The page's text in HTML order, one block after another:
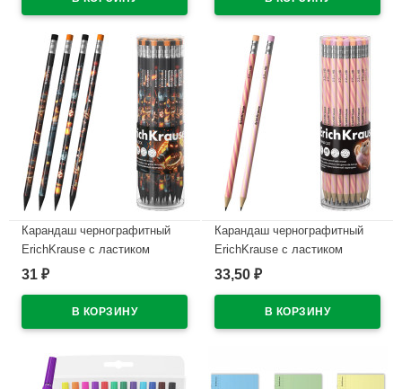
Карандаш чернографитный
ErichKrause с ластиком
Кубомир (Mine Block) HB
пластик арт.65314 (Ст.42)
31 ₽
Карандаш чернографитный
ErichKrause с ластиком
Прима-кошка (Prima Cat) HB
пластик арт.65385 (Ст.42)
33,50 ₽